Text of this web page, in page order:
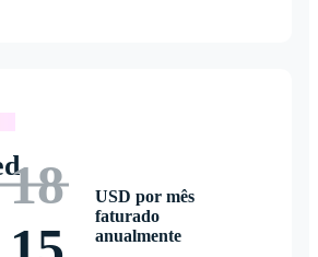
USD por mês
faturado
anualmente